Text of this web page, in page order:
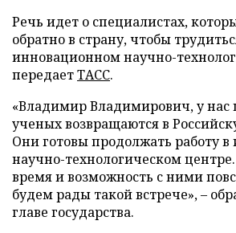
Речь идет о специалистах,
обратно в страну, чтобы
инновационном научно-
передаетТАСС.
«Владимир Владимирович, у нас
ученых возвращаются в
Они готовы продолжать работу
научно-технологическом
время и возможность с ними
будем рады такой встрече», –
главе государства.